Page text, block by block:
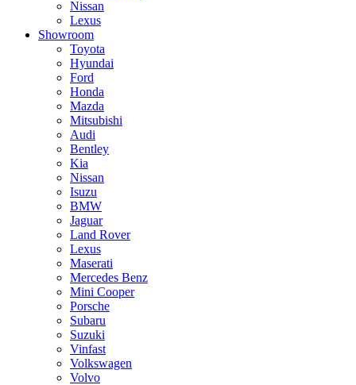
Nissan
Lexus
Showroom
Toyota
Hyundai
Ford
Honda
Mazda
Mitsubishi
Audi
Bentley
Kia
Nissan
Isuzu
BMW
Jaguar
Land Rover
Lexus
Maserati
Mercedes Benz
Mini Cooper
Porsche
Subaru
Suzuki
Vinfast
Volkswagen
Volvo